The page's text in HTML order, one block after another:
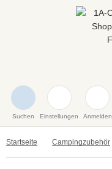
Suchen Einstellungen Anmelden
Startseite Campingzubehör